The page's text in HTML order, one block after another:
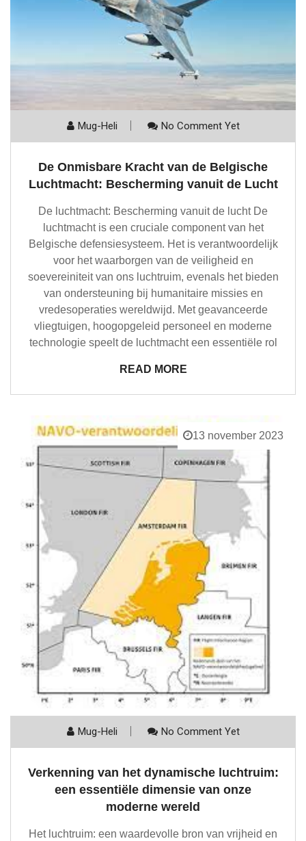
Mug-Heli No Comment Yet
De Onmisbare Kracht van de Belgische
Luchtmacht: Bescherming vanuit de Lucht
De luchtmacht: Bescherming vanuit de lucht De
luchtmacht is een cruciale component van het
Belgische defensiesysteem. Het is verantwoordelijk
voor het waarborgen van de veiligheid en
soevereiniteit van ons luchtruim, evenals het bieden
van ondersteuning bij humanitaire missies en
vredesoperaties wereldwijd. Met geavanceerde
vliegtuigen, hoogopgeleid personeel en moderne
technologie speelt de luchtmacht een essentiële rol
READ MORE
13 november 2023
Mug-Heli No Comment Yet
Verkenning van het dynamische luchtruim:
een essentiële dimensie van onze
moderne wereld
Het luchtruim: een waardevolle bron van vrijheid en